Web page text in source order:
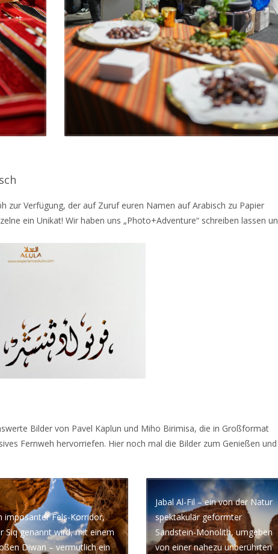
zur Verfügung, der auf Zuruf euren Namen auf Arabisch zu Papier
ein Unikat! Wir haben uns „Photo+Adventure“ schreiben lassen
Bilder von Pavel Kaplun und Miho Birimisa, die in Großformat
Fernweh hervorriefen. Hier noch mal die Bilder zum Genießen und
imposanter Fels-Korridor,
Siq genannt wird, mit einem
Diwan – vermutlich ein
Jabal Al-Fil – ein von der Natur
spektakulär geformter
Sandstein-Monolith, umgeben
von einer nahezu unberührten